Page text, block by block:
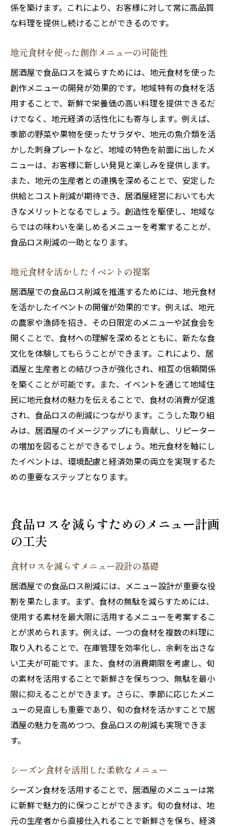
係を築けます。これにより、お客様に対して常に高品質
な料理を提供し続けることができるのです。
地元食材を使った創作メニューの可能性
居酒屋で食品ロスを減らすためには、地元食材を使った
創作メニューの開発が効果的です。地域特有の食材を活
用することで、新鮮で栄養価の高い料理を提供できるだ
けでなく、地元経済の活性化にも寄与します。例えば、
季節の野菜や果物を使ったサラダや、地元の魚介類を活
かした刺身プレートなど、地域の特色を前面に出したメ
ニューは、お客様に新しい発見と楽しみを提供します。
また、地元の生産者との連携を深めることで、安定した
供給とコスト削減が期待でき、居酒屋経営においても大
きなメリットとなるでしょう。創造性を駆使し、地域な
らではの味わいを楽しめるメニューを考案することが、
食品ロス削減の一助となります。
地元食材を活かしたイベントの提案
居酒屋での食品ロス削減を推進するためには、地元食材
を活かしたイベントの開催が効果的です。例えば、地元
の農家や漁師を招き、その日限定のメニューや試食会を
開くことで、食材への理解を深めるとともに、新たな食
文化を体験してもらうことができます。これにより、居
酒屋と生産者との結びつきが強化され、相互の信頼関係
を築くことが可能です。また、イベントを通じて地域住
民に地元食材の魅力を伝えることで、食材の消費が促進
され、食品ロスの削減につながります。こうした取り組
みは、居酒屋のイメージアップにも貢献し、リピーター
の増加を図ることができるでしょう。地元食材を軸にし
たイベントは、環境配慮と経済効果の両立を実現するた
めの重要なステップとなります。
食品ロスを減らすためのメニュー計画
の工夫
食材ロスを減らすメニュー設計の基礎
居酒屋での食品ロス削減には、メニュー設計が重要な役
割を果たします。まず、食材の無駄を減らすためには、
使用する素材を最大限に活用するメニューを考案するこ
とが求められます。例えば、一つの食材を複数の料理に
取り入れることで、在庫管理を効率化し、余剰を出さな
い工夫が可能です。また、食材の消費期限を考慮し、旬
の素材を活用することで新鮮さを保ちつつ、無駄を最小
限に抑えることができます。さらに、季節に応じたメニ
ューの見直しも重要であり、旬の食材を活かすことで居
酒屋の魅力を高めつつ、食品ロスの削減も実現できま
す。
シーズン食材を活用した柔軟なメニュー
シーズン食材を活用することで、居酒屋のメニューは常
に新鮮で魅力的に保つことができます。旬の食材は、地
元の生産者から直接仕入れることで新鮮さを保ち、経済